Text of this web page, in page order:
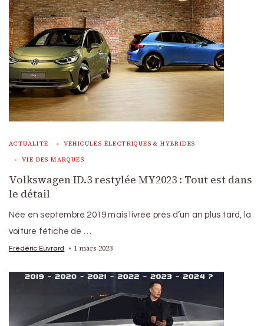
ACTUALITÉ VÉHICULES ÉLECTRIQUES & HYBRIDES
VIE DES MARQUES
Volkswagen ID.3 restylée MY2023 : Tout est dans
le détail
Née en septembre 2019 mais livrée près d’un an plus tard, la
voiture fétiche de …
Frédéric Euvrard 1 mars 2023